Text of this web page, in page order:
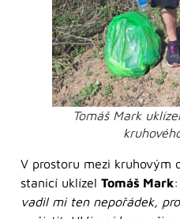
Tomáš Mark
V prostoru mezi kruhovým
stanicí uklízel Tomáš Mark:
vadil mi ten nepořádek,